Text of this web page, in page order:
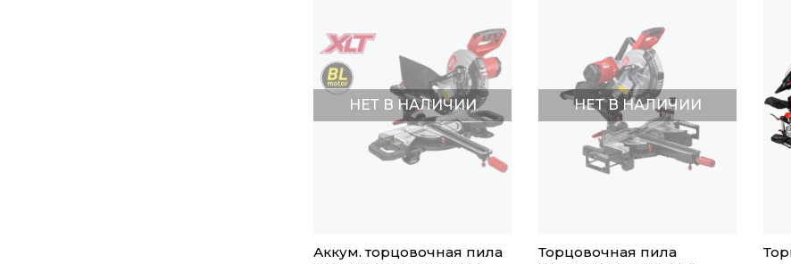
НЕТ В НАЛИЧИИ
Аккум. торцовочная пила
НЕТ В НАЛИЧИИ
Торцовочная пила